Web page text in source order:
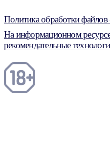
Политика обработки файлов
На информационном
рекомендательные